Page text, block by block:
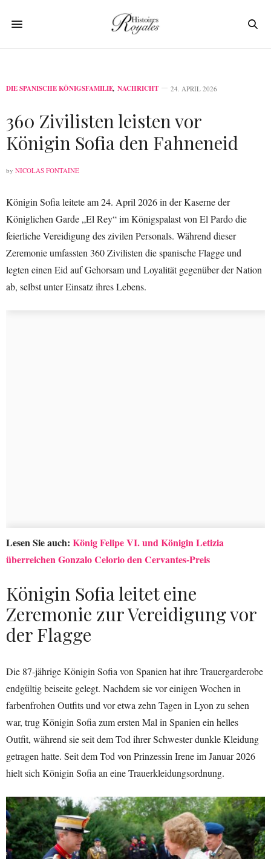
DIE SPANISCHE KÖNIGSFAMILIE, NACHRICHT 24. APRIL 2026
360 Zivilisten leisten vor
Königin Sofia den Fahneneid
by NICOLAS FONTAINE
Königin Sofia leitete am 24. April 2026 in der Kaserne der
Königlichen Garde „El Rey“ im Königspalast von El Pardo die
feierliche Vereidigung des zivilen Personals. Während dieser
Zeremonie umfassten 360 Zivilisten die spanische Flagge und
legten einen Eid auf Gehorsam und Loyalität gegenüber der Nation
ab, selbst unter Einsatz ihres Lebens.
Lesen Sie auch: König Felipe VI. und Königin Letizia
überreichen Gonzalo Celorio den Cervantes-Preis
Königin Sofia leitet eine
Zeremonie zur Vereidigung vor
der Flagge
Die 87-jährige Königin Sofia von Spanien hat ihre Trauergarderobe
endgültig beiseite gelegt. Nachdem sie vor einigen Wochen in
farbenfrohen Outfits und vor etwa zehn Tagen in Lyon zu sehen
war, trug Königin Sofia zum ersten Mal in Spanien ein helles
Outfit, während sie seit dem Tod ihrer Schwester dunkle Kleidung
getragen hatte. Seit dem Tod von Prinzessin Irene im Januar 2026
hielt sich Königin Sofia an eine Trauerkleidungsordnung.